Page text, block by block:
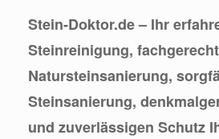
Stein-Doktor.de – Ihr
Steinreinigung,
Natursteinsanierung,
Steinsanierung,
und zuverlässigen Schutz